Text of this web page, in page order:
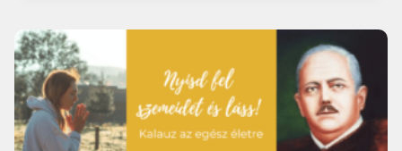
HERCEG:
FEL
SZEMEIDET
ÉS
LÁSS!
KALAUZ